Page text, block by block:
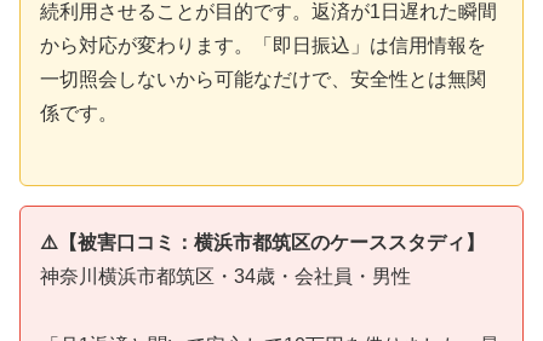
続利用させることが目的です。返済が1日遅れた瞬間
から対応が変わります。「即日振込」は信用情報を
一切照会しないから可能なだけで、安全性とは無関
係です。
⚠️【被害口コミ：横浜市都筑区のケーススタディ】
神奈川横浜市都筑区・34歳・会社員・男性